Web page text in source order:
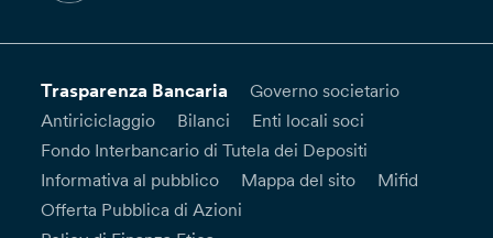
Trasparenza Bancaria
Governo societario
Antiriciclaggio
Bilanci
Enti locali soci
Fondo Interbancario di Tutela dei Depositi
Informativa al pubblico
Mappa del sito
Mifid
Offerta Pubblica di Azioni